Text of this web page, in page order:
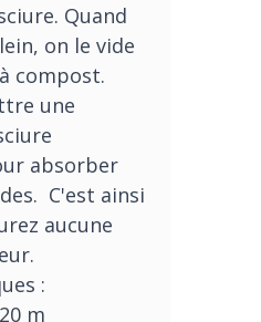
Quand
on le vide
compost.
une
absorber
C'est ainsi
aucune
:
m